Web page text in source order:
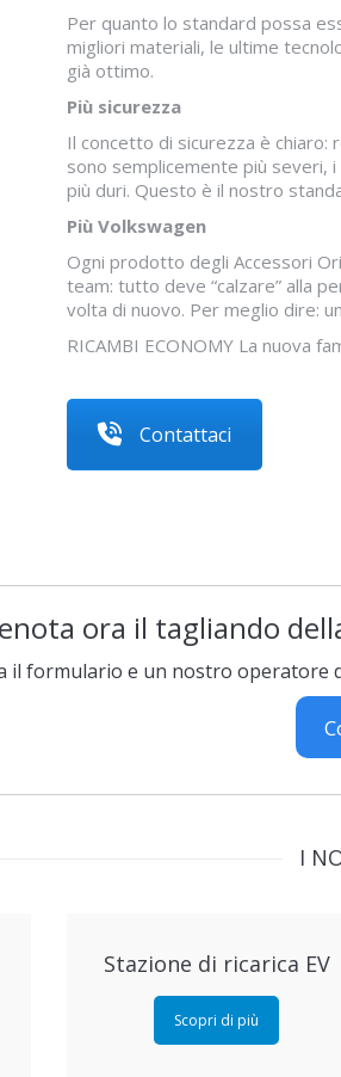
Per quanto lo standard possa
migliori materiali, le ultime
già ottimo.
Più sicurezza
Il concetto di sicurezza è
sono semplicemente più severi,
più duri. Questo è il nostro
Più Volkswagen
Ogni prodotto degli Accessori
team: tutto deve “calzare” alla
volta di nuovo. Per meglio dire:
RICAMBI ECONOMY La nuova
Contattaci
ora il tagliando
il formulario e un nostro operatore
I
Stazione di ricarica EV
Scopri di più